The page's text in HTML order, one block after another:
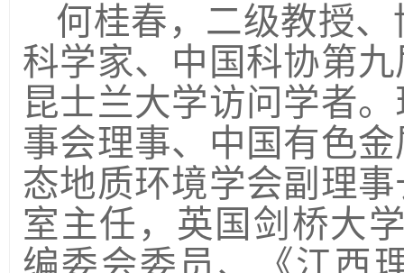
何桂春，二级教授
科学家、中国科协第
昆士兰大学访问学者
事会理事、中国有色
态地质环境学会副理
室主任，英国剑桥大